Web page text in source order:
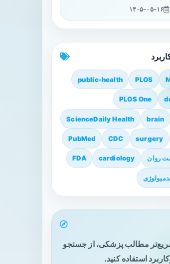
۱۴۰۵-۰۵-۱۶
PLOS
public-health
PLOS One
brain
ScienceDaily Health
surgery
CDC
PubMed
روان cardiology
FDA
مطالب پزشکی، از جستجو
استفاده کنید.